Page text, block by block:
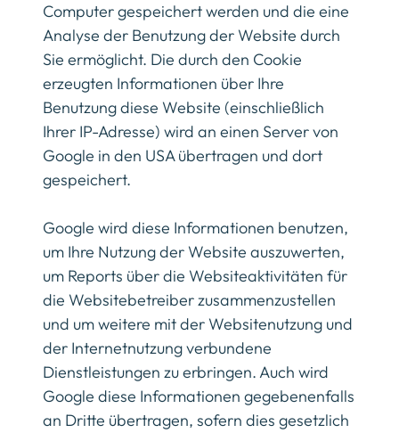
Computer gespeichert werden und die eine
Analyse der Benutzung der Website durch
Sie ermöglicht. Die durch den Cookie
erzeugten Informationen über Ihre
Benutzung diese Website (einschließlich
Ihrer IP-Adresse) wird an einen Server von
Google in den USA übertragen und dort
gespeichert.
Google wird diese Informationen benutzen,
um Ihre Nutzung der Website auszuwerten,
um Reports über die Websiteaktivitäten für
die Websitebetreiber zusammenzustellen
und um weitere mit der Websitenutzung und
der Internetnutzung verbundene
Dienstleistungen zu erbringen. Auch wird
Google diese Informationen gegebenenfalls
an Dritte übertragen, sofern dies gesetzlich